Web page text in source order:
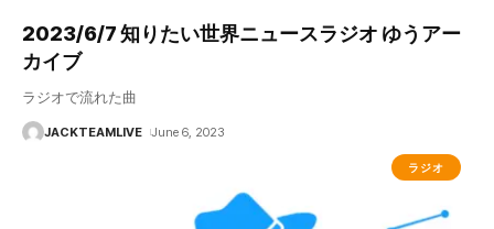
2023/6/7 知りたい世界ニュースラジオ ゆうアー
カイブ
ラジオで流れた曲
JACKTEAMLIVE June 6, 2023
ラジオ